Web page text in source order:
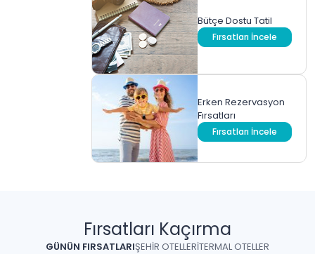
Bütçe Dostu Tatil
Fırsatları İncele
Erken Rezervasyon
Fırsatları
Fırsatları İncele
Fırsatları Kaçırma
GÜNÜN FIRSATLARIŞEHİR OTELLERİTERMAL OTELLER